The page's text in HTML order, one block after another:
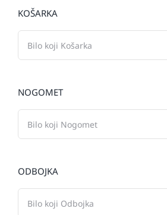
KOŠARKA
NOGOMET
ODBOJKA